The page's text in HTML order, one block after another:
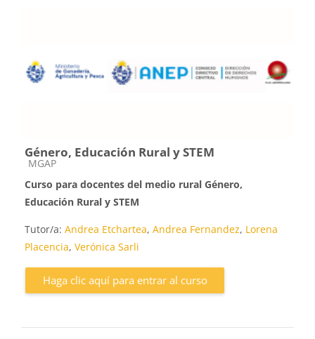
Género, Educación Rural y STEM
Categoría de cursos
MGAP
Curso para docentes del medio rural Género,
Educación Rural y STEM
Tutor/a: Andrea Etchartea, Andrea Fernandez, Lorena
Placencia, Verónica Sarli
Haga clic aquí para entrar al curso